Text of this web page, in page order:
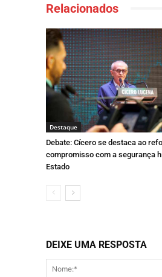
Relacionados
Destaque
Debate: Cícero se destaca ao
compromisso com a segurança
Estado
DEIXE UMA RESPOSTA